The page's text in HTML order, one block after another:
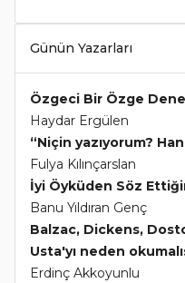
Günün Yazarları
Özgeci Bir Özge
Haydar Ergülen
“Niçin yazıyorum?
Fulya Kılınçarslan
İyi Öyküden Söz
Banu Yıldıran Genç
Balzac, Dickens,
Usta'yı neden
Erdinç Akkoyunlu